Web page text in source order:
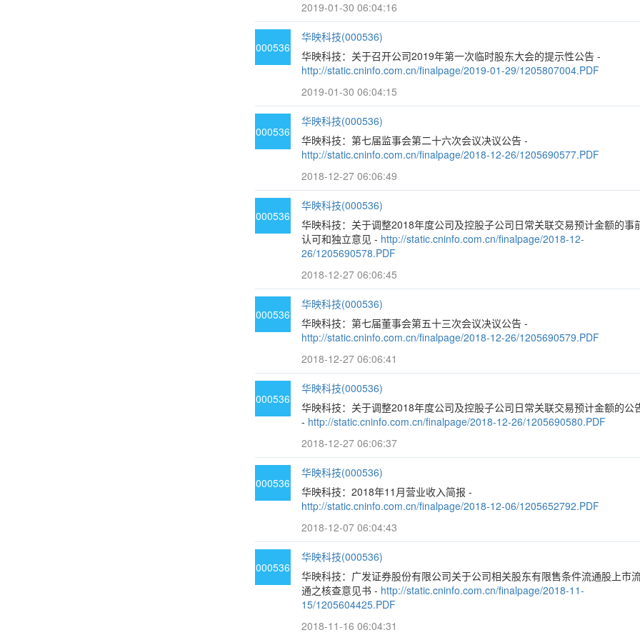
2019-01-30 06:04:16
000536
华映科技(000536)
华映科技：关于召开公司2019年第一次临时股东大会的提示性公告 -
http://static.cninfo.com.cn/finalpage/2019-01-29/1205807004.PDF
2019-01-30 06:04:15
000536
华映科技(000536)
华映科技：第七届监事会第二十六次会议决议公告 -
http://static.cninfo.com.cn/finalpage/2018-12-26/1205690577.PDF
2018-12-27 06:06:49
000536
华映科技(000536)
华映科技：关于调整2018年度公司及控股子公司日常关联交易预计金额的事
认可和独立意见 - http://static.cninfo.com.cn/finalpage/2018-12-
26/1205690578.PDF
2018-12-27 06:06:45
000536
华映科技(000536)
华映科技：第七届董事会第五十三次会议决议公告 -
http://static.cninfo.com.cn/finalpage/2018-12-26/1205690579.PDF
2018-12-27 06:06:41
000536
华映科技(000536)
华映科技：关于调整2018年度公司及控股子公司日常关联交易预计金额的公
- http://static.cninfo.com.cn/finalpage/2018-12-26/1205690580.PDF
2018-12-27 06:06:37
000536
华映科技(000536)
华映科技：2018年11月营业收入简报 -
http://static.cninfo.com.cn/finalpage/2018-12-06/1205652792.PDF
2018-12-07 06:04:43
000536
华映科技(000536)
华映科技：广发证券股份有限公司关于公司相关股东有限售条件流通股上市
通之核查意见书 - http://static.cninfo.com.cn/finalpage/2018-11-
15/1205604425.PDF
2018-11-16 06:04:31